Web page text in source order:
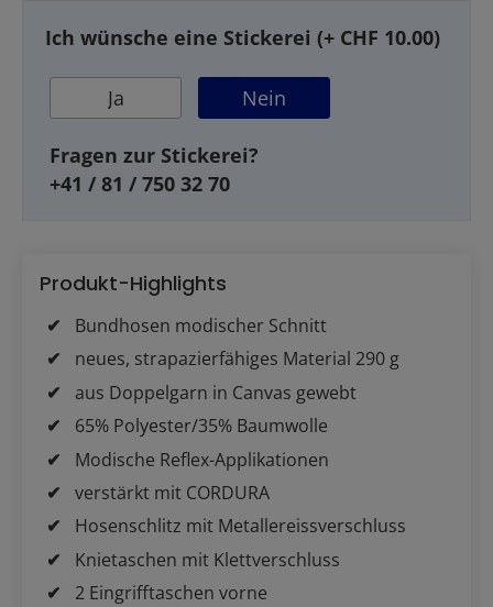
Ich wünsche eine Stickerei (+ CHF 10.00)
Ja Nein
Fragen zur Stickerei?
+41 / 81 / 750 32 70
Produkt-Highlights
Bundhosen modischer Schnitt
neues, strapazierfähiges Material 290 g
aus Doppelgarn in Canvas gewebt
65% Polyester/35% Baumwolle
Modische Reflex-Applikationen
verstärkt mit CORDURA
Hosenschlitz mit Metallereissverschluss
Knietaschen mit Klettverschluss
2 Eingrifftaschen vorne